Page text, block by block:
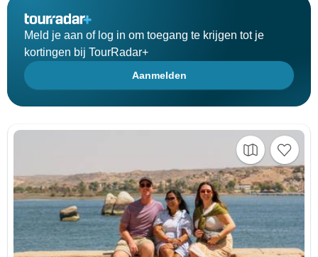
Meld je aan of log in om toegang te krijgen tot je
kortingen bij TourRadar+
Aanmelden